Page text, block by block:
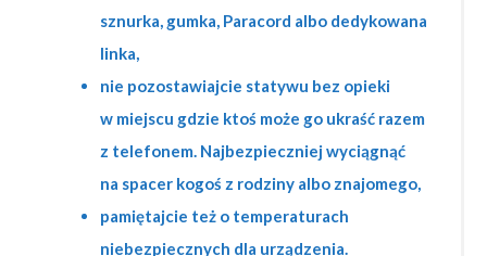
sznurka, gumka, Paracord albo dedykowana
linka,
nie pozostawiajcie statywu bez opieki
w miejscu gdzie ktoś może go ukraść razem
z telefonem. Najbezpieczniej wyciągnąć
na spacer kogoś z rodziny albo znajomego,
pamiętajcie też o temperaturach
niebezpiecznych dla urządzenia.